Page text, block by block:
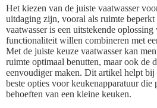
Het kiezen van de juiste vaatwasser
uitdaging zijn, vooral als ruimte beperkt
vaatwasser is een uitstekende
functionaliteit willen combineren met
Met de juiste keuze vaatwasser kan
ruimte optimaal benutten, maar ook de
eenvoudiger maken. Dit artikel helpt
beste opties voor keukenapparatuur die
behoeften van een kleine keuken.